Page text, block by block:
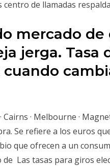
de llamadas
mercado de
jerga. Tasa
· Melbourne ·
Se refiere a los euros
que ofrecen a un
Las tasas para giros